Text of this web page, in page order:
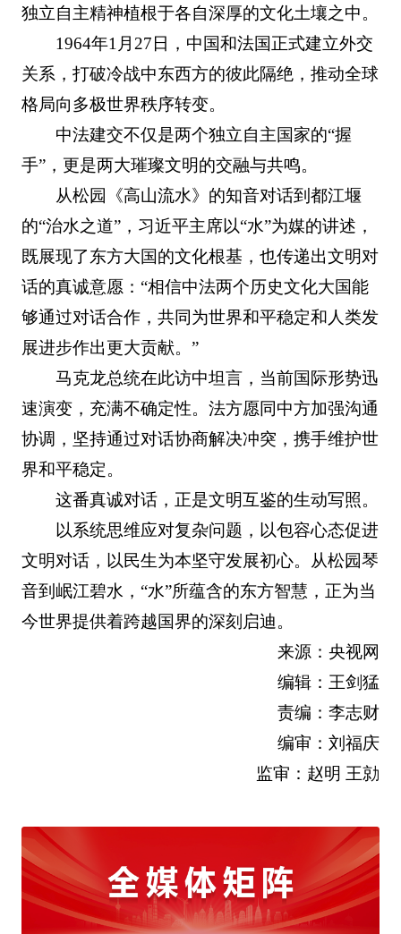
独立自主精神植根于各自深厚的文化土壤之中。
1964年1月27日，中国和法国正式建立外交
关系，打破冷战中东西方的彼此隔绝，推动全球
格局向多极世界秩序转变。
中法建交不仅是两个独立自主国家的“握
手”，更是两大璀璨文明的交融与共鸣。
从松园《高山流水》的知音对话到都江堰
的“治水之道”，习近平主席以“水”为媒的讲述，
既展现了东方大国的文化根基，也传递出文明对
话的真诚意愿：“相信中法两个历史文化大国能
够通过对话合作，共同为世界和平稳定和人类发
展进步作出更大贡献。”
马克龙总统在此访中坦言，当前国际形势迅
速演变，充满不确定性。法方愿同中方加强沟通
协调，坚持通过对话协商解决冲突，携手维护世
界和平稳定。
这番真诚对话，正是文明互鉴的生动写照。
以系统思维应对复杂问题，以包容心态促进
文明对话，以民生为本坚守发展初心。从松园琴
音到岷江碧水，“水”所蕴含的东方智慧，正为当
今世界提供着跨越国界的深刻启迪。
来源：央视网
编辑：王剑猛
责编：李志财
编审：刘福庆
监审：赵明 王勍